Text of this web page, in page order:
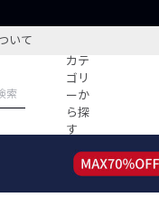
いて
カテ
ゴリ
ーか
ら探
す